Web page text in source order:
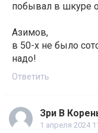
побывал в шкуре
Азимов,
в 50-х не было
надо!
Ответить
Зри В
1 апреля 2024